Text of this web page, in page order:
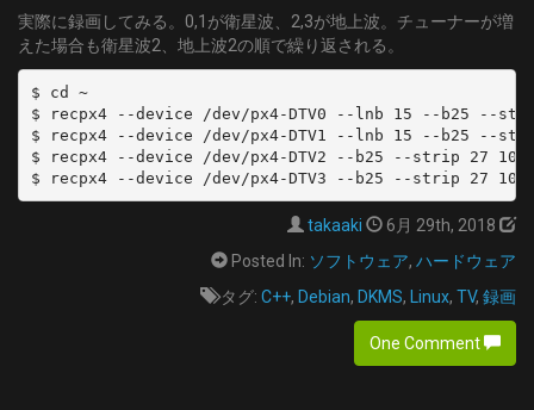
	SYMBOL_RATE = 5274000
	MODULATION = QAM/AUTO
	DELIVERY_SYSTEM = DVBC/ANNEX_A
	SYMBOL_RATE = 5274000
    fprintf(stderr, "BS15_1: スターチャンネル2/3\n");
    fprintf(stderr, "BS17_1: 地デジ難視聴2(NTV/TBS/EX/TX)\n");
    fprintf(stderr, "BS19_0: グリーンチャンネル\n");
    fprintf(stderr, "BS19_1: J SPORTS 1\n");
    fprintf(stderr, "BS19_2: J SPORTS 2\n");
    fprintf(stderr, "BS21_1: J SPORTS 3\n");
    fprintf(stderr, "BS21_2: J SPORTS 4\n");
    fprintf(stderr, "BS23_1: 日本映画専門チャンネル\n");
実際に録画してみる。0,1が衛星波、2,3が地上波。チューナーが増
えた場合も衛星波2、地上波2の順で繰り返される。
$ cd ~
$ recpx4 --device /dev/px4-DTV0 --lnb 15 --b25 --
$ recpx4 --device /dev/px4-DTV1 --lnb 15 --b25 --
$ recpx4 --device /dev/px4-DTV2 --b25 --strip 27 10
takaaki
6月 29th, 2018
Posted In: ソフトウェア, ハードウェア
タグ: C++, Debian, DKMS, Linux, TV, 録画
One Comment